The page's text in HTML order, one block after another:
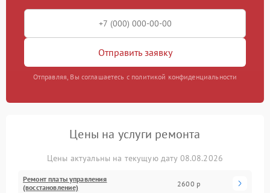
Отправить заявку
Отправляя, Вы соглашаетесь с политикой конфиденциальности
Цены на услуги ремонта
Цены актуальны на текущую дату 08.08.2026
Ремонт платы управления
(восстановление)
2600 р